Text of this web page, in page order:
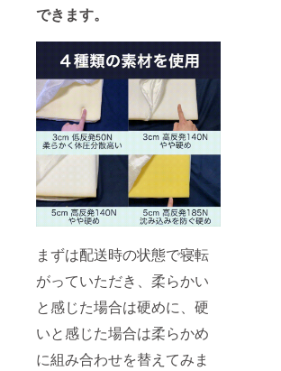
できます。
まずは配送時の状態で寝転
がっていただき、柔らかい
と感じた場合は硬めに、硬
いと感じた場合は柔らかめ
に組み合わせを替えてみま